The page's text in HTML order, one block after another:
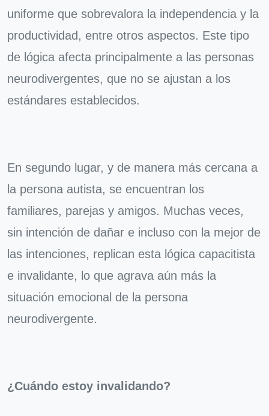
uniforme que sobrevalora la independencia y la
productividad, entre otros aspectos. Este tipo
de lógica afecta principalmente a las personas
neurodivergentes, que no se ajustan a los
estándares establecidos.
En segundo lugar, y de manera más cercana a
la persona autista, se encuentran los
familiares, parejas y amigos. Muchas veces,
sin intención de dañar e incluso con la mejor de
las intenciones, replican esta lógica capacitista
e invalidante, lo que agrava aún más la
situación emocional de la persona
neurodivergente.
¿Cuándo estoy invalidando?